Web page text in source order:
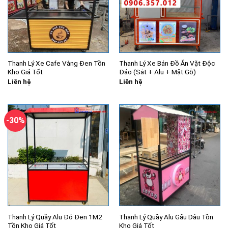
Thanh Lý Xe Cafe Vàng Đen Tồn
Kho Giá Tốt
Liên hệ
Thanh Lý Xe Bán Đồ Ăn Vặt Độc
Đáo (Sắt + Alu + Mặt Gỗ)
Liên hệ
-30%
Thanh Lý Quầy Alu Đỏ Đen 1M2
Tồn Kho Giá Tốt
Thanh Lý Quầy Alu Gấu Dâu Tồn
Kho Giá Tốt